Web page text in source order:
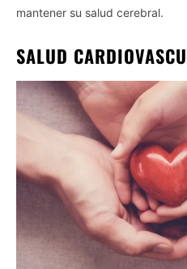
mantener su salud cerebral.
SALUD